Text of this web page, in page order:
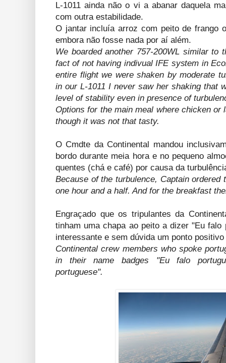
L-1011 ainda não o vi a abanar daquela
com outra estabilidade.
O jantar incluía arroz com peito de frango
embora não fosse nada por aí além.
We boarded another 757-200WL similar to
fact of not having indivual IFE system in
entire flight we were shaken by moderate
in our L-1011 I never saw her shaking that
level of stability even in presence of
Options for the main meal where chicken or
though it was not that tasty.
O Cmdte da Continental mandou
bordo durante meia hora e no pequeno
quentes (chá e café) por causa da
Because of the turbulence, Captain
one hour and a half. And for the breakfast
Engraçado que os tripulantes da
tinham uma chapa ao peito a dizer "Eu falo
interessante e sem dúvida um ponto
Continental crew members who spoke
in their name badges "Eu falo
portuguese".